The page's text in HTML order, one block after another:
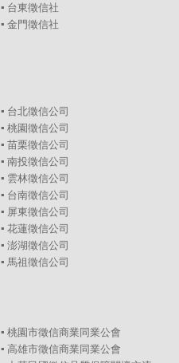
▪ 台東徵信社
▪ 金門徵信社
▪ 台北徵信公司
▪ 桃園徵信公司
▪ 苗栗徵信公司
▪ 南投徵信公司
▪ 雲林徵信公司
▪ 台南徵信公司
▪ 屏東徵信公司
▪ 花蓮徵信公司
▪ 澎湖徵信公司
▪ 馬祖徵信公司
▪ 桃園市徵信商業同業公會
▪ 高雄市徵信商業同業公會